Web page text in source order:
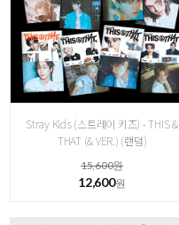
Stray Kids (스트레이 키즈) - THIS &
THAT (& VER.) (랜덤)
15,600원
12,600원